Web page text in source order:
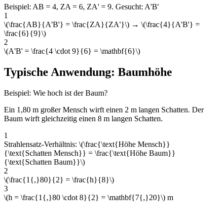
Beispiel: AB = 4, ZA = 6, ZA' = 9. Gesucht: A'B'
1
\(\frac{AB}{A'B'} = \frac{ZA}{ZA'}\) → \(\frac{4}{A'B'} =
\frac{6}{9}\)
2
\(A'B' = \frac{4 \cdot 9}{6} = \mathbf{6}\)
Typische Anwendung: Baumhöhe
Beispiel: Wie hoch ist der Baum?
Ein 1,80 m großer Mensch wirft einen 2 m langen Schatten. Der
Baum wirft gleichzeitig einen 8 m langen Schatten.
1
Strahlensatz-Verhältnis: \(\frac{\text{Höhe Mensch}}
{\text{Schatten Mensch}} = \frac{\text{Höhe Baum}}
{\text{Schatten Baum}}\)
2
\(\frac{1{,}80}{2} = \frac{h}{8}\)
3
\(h = \frac{1{,}80 \cdot 8}{2} = \mathbf{7{,}20}\) m